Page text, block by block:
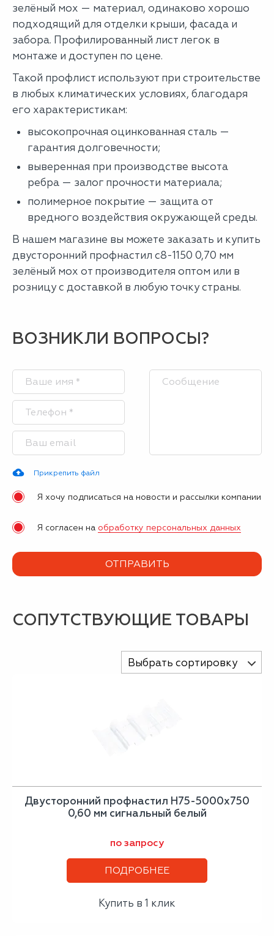
зелёный мох — материал, одинаково хорошо
подходящий для отделки крыши, фасада и
забора. Профилированный лист легок в
монтаже и доступен по цене.
Такой профлист используют при строительстве
в любых климатических условиях, благодаря
его характеристикам:
высокопрочная оцинкованная сталь —
гарантия долговечности;
выверенная при производстве высота
ребра — залог прочности материала;
полимерное покрытие — защита от
вредного воздействия окружающей среды.
В нашем магазине вы можете заказать и купить
двусторонний профнастил с8-1150 0,70 мм
зелёный мох от производителя оптом или в
розницу с доставкой в любую точку страны.
ВОЗНИКЛИ ВОПРОСЫ?
Прикрепить файл
Я хочу подписаться на новости и рассылки компании
Я согласен на обработку персональных данных
СОПУТСТВУЮЩИЕ ТОВАРЫ
Выбрать сортировку
Двусторонний профнастил Н75-5000х750
0,60 мм сигнальный белый
по запросу
ПОДРОБНЕЕ
Купить в 1 клик